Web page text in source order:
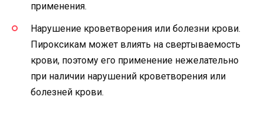
применения.
Нарушение кроветворения или болезни крови.
Пироксикам может влиять на свертываемость
крови, поэтому его применение нежелательно
при наличии нарушений кроветворения или
болезней крови.